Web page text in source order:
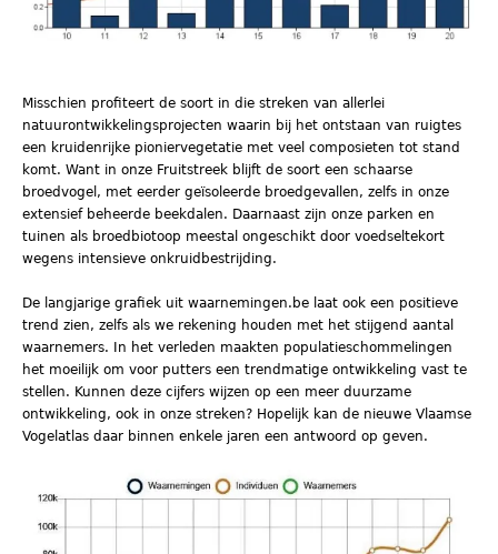
Misschien profiteert de soort in die streken van allerlei
natuurontwikkelingsprojecten waarin bij het ontstaan van ruigtes
een kruidenrijke pioniervegetatie met veel composieten tot stand
komt. Want in onze Fruitstreek blijft de soort een schaarse
broedvogel, met eerder geïsoleerde broedgevallen, zelfs in onze
extensief beheerde beekdalen. Daarnaast zijn onze parken en
tuinen als broedbiotoop meestal ongeschikt door voedseltekort
wegens intensieve onkruidbestrijding.
De langjarige grafiek uit waarnemingen.be laat ook een positieve
trend zien, zelfs als we rekening houden met het stijgend aantal
waarnemers. In het verleden maakten populatieschommelingen
het moeilijk om voor putters een trendmatige ontwikkeling vast te
stellen. Kunnen deze cijfers wijzen op een meer duurzame
ontwikkeling, ook in onze streken? Hopelijk kan de nieuwe Vlaamse
Vogelatlas daar binnen enkele jaren een antwoord op geven.